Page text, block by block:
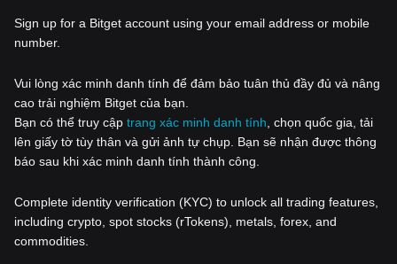
Sign up for a Bitget account using your email address or mobile
number.
Vui lòng xác minh danh tính để đảm bảo tuân thủ đầy đủ và nâng
cao trải nghiệm Bitget của bạn.
Bạn có thể truy cập trang xác minh danh tính , chọn quốc gia, tải
lên giấy tờ tùy thân và gửi ảnh tự chụp. Bạn sẽ nhận được thông
báo sau khi xác minh danh tính thành công.
Complete identity verification (KYC) to unlock all trading features,
including crypto, spot stocks (rTokens), metals, forex, and
commodities.